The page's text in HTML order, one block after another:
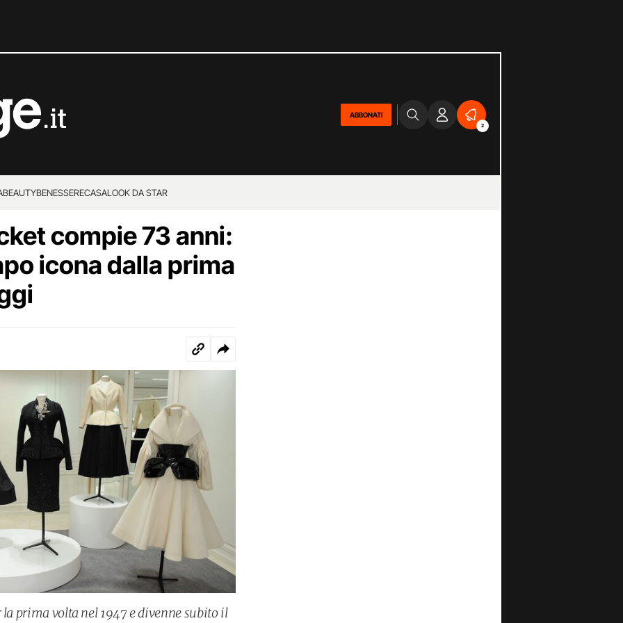
ABBONATI
2
BEAUTYBENESSERECASALOOK DA STAR
compie 73 anni:
icona dalla prima
prima volta nel 1947 e divenne subito il